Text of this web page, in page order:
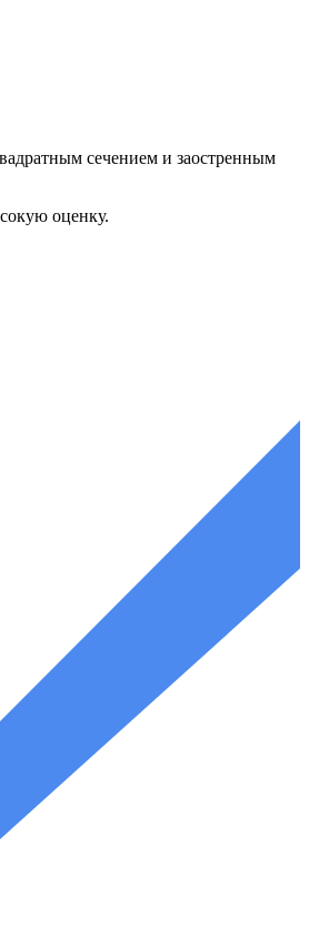
сечением и заостренным
оценку.